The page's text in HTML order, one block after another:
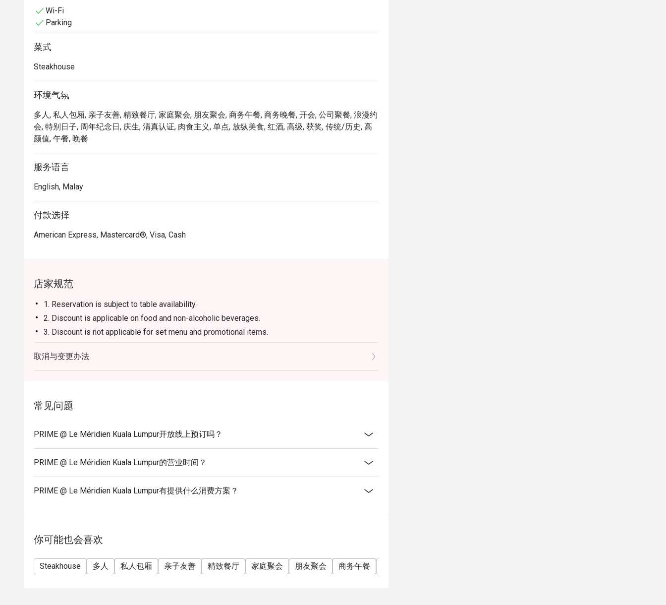
无论是想快速享用晚餐，还是惬意地度过一整个夜晚，这里的独特魅力都将让您流连忘返：
品尝由获奖烹饪团队巧手料理的世界级清真认证牛肉，炙烤火候精准，风味无与伦比。
体验贴心周到、无微不至的服务，让您感觉备受呵护，每个瞬间都倍感特别。
适合举办重要的商务晚宴、浪漫的纪念日庆祝，或任何想犒赏自己一顿顶级牛排的时刻。
Wi-Fi
Parking
菜式
Steakhouse
环境气氛
多人, 私人包厢, 亲子友善, 精致餐厅, 家庭聚会, 朋友聚会, 商务午餐, 商务晚餐, 开会, 公司聚餐, 浪漫约
会, 特别日子, 周年纪念日, 庆生, 清真认证, 肉食主义, 单点, 放纵美食, 红酒, 高级, 获奖, 传统/历史, 高
颜值, 午餐, 晚餐
服务语言
English, Malay
付款选择
American Express, Mastercard®, Visa, Cash
店家规范
1. Reservation is subject to table availability.
2. Discount is applicable on food and non-alcoholic beverages.
3. Discount is not applicable for set menu and promotional items.
4. Security deposit of 50% is required for any booking of 10 persons and above.
5. 4. Price quoted are inclusive of 10% service fee and 6% GST.
6. Prices are subject to change without prior notice.
membership offers.
取消与变更办法
常见问题
PRIME @ Le Méridien Kuala Lumpur开放线上预订吗？
PRIME @ Le Méridien Kuala Lumpur的营业时间？
PRIME @ Le Méridien Kuala Lumpur有提供什么消费方案？
你可能也会喜欢
Steakhouse 多人 私人包厢 亲子友善 精致餐厅 家庭聚会 朋友聚会 商务午餐